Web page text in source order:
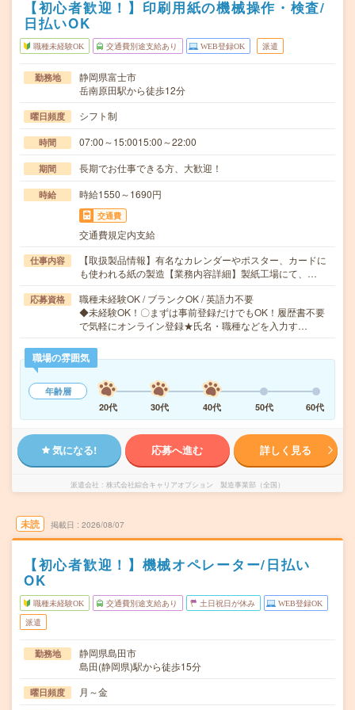
【初心者歓迎！】印刷用紙の機械操作・検査/
日払いOK
職種未経験OK 交通費別途支給あり WEB登録OK 派遣
勤務地
静岡県富士市
岳南原田駅から徒歩12分
曜日頻度 シフト制
時間 07:00～15:0015:00～22:00
期間 長期でお仕事できる方、大歓迎！
時給 時給1550～1690円
交通費
交通費規定内支給
仕事内容
【取扱製品情報】有名なカレンダーやポスター、カードに
も使われる紙の製造【業務内容詳細】製紙工場にて、…
応募資格
職種未経験OK / ブランクOK / 英語力不要
◆未経験OK！〇まずは事前登録だけでもOK！履歴書不要
で気軽にオンライン登録★氏名・職種などを入力す…
職場の雰囲気
年齢層
20代
30代 40代 50代 60代
気になる! 応募へ進む 詳しく見る
派遣会社 株式会社綜合キャリアオプション 製造事業部（全国）
未読 掲載日 2026/08/07
【初心者歓迎！】機械オペレーター/日払い
OK
職種未経験OK 交通費別途支給あり 土日祝日が休み WEB登録OK
派遣
勤務地
静岡県島田市
島田(静岡県)駅から徒歩15分
曜日頻度 月～金